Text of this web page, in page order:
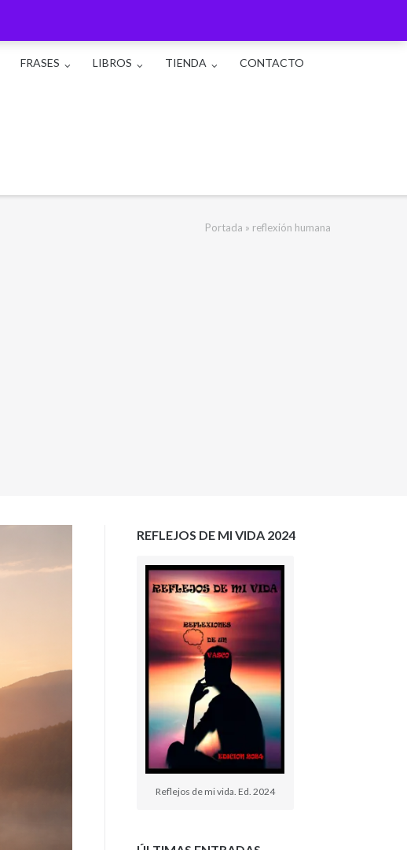
FRASES LIBROS TIENDA CONTACTO
Portada » reflexión humana
REFLEJOS DE MI VIDA 2024
Reflejos de mi vida. Ed. 2024